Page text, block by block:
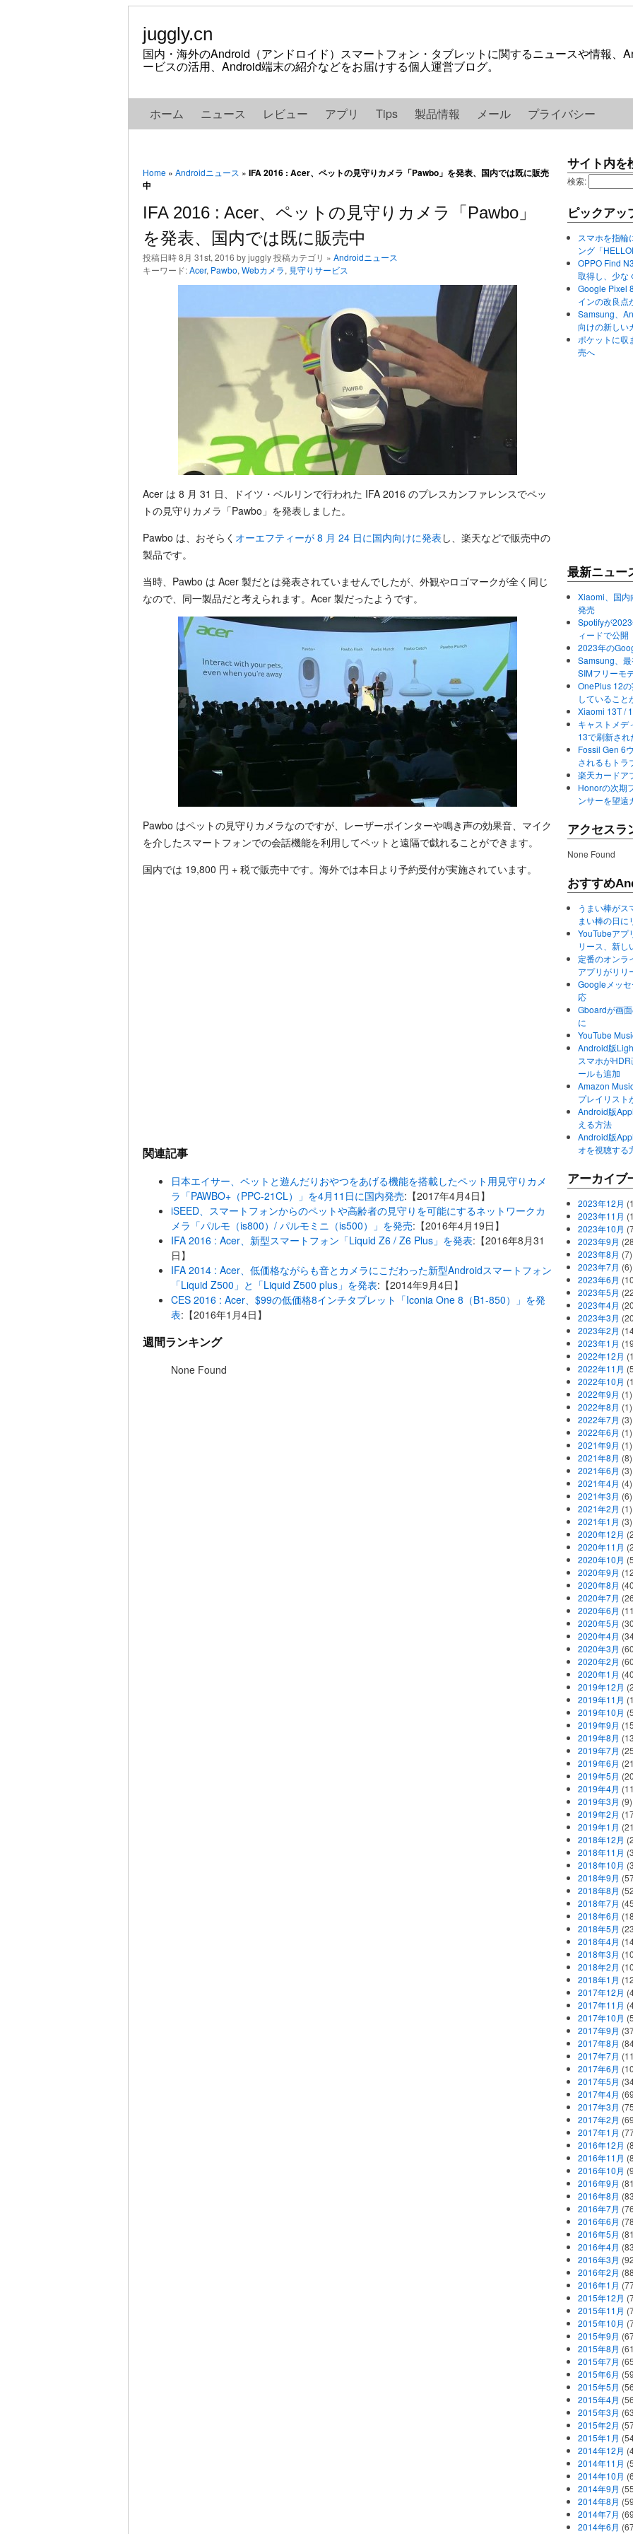
juggly.cn
国内・海外のAndroid（アンドロイド）スマートフォン・タブレットに関するニュースや情報、
ービスの活用、Android端末の紹介などをお届けする個人運営ブログ。
ホーム ニュース レビュー アプリ Tips 製品情報 メール プライバシー
Home » Androidニュース » IFA 2016 : Acer、ペットの見守りカメラ「Pawbo」を発表、国内では既に販売
中
IFA 2016 : Acer、ペットの見守りカメラ「Pawbo」
を発表、国内では既に販売中
投稿日時 8月 31st, 2016 by juggly 投稿カテゴリ » Androidニュース
キーワード:Acer, Pawbo, Webカメラ, 見守りサービス
Acer は 8 月 31 日、ドイツ・ベルリンで行われた IFA 2016 のプレスカンファレンスでペッ
トの見守りカメラ「Pawbo」を発表しました。
Pawbo は、おそらく オーエフティーが 8 月 24 日に国内向けに発表し、楽天などで販売中の
製品です。
当時、Pawbo は Acer 製だとは発表されていませんでしたが、外観やロゴマークが全く同じ
なので、同一製品だと考えられます。Acer 製だったようです。
Pawbo はペットの見守りカメラなのですが、レーザーポインターや鳴き声の効果音、マイク
を介したスマートフォンでの会話機能を利用してペットと遠隔で戯れることができます。
国内では 19,800 円 + 税で販売中です。海外では本日より予約受付が実施されています。
関連記事
日本エイサー、ペットと遊んだりおやつをあげる機能を搭載したペット用見守りカメ
ラ「PAWBO+（PPC-21CL）」を4月11日に国内発売:【2017年4月4日】
iSEED、スマートフォンからのペットや高齢者の見守りを可能にするネットワークカ
メラ「パルモ（is800）/ パルモミニ（is500）」を発売:【2016年4月19日】
IFA 2016 : Acer、新型スマートフォン「Liquid Z6 / Z6 Plus」を発表:【2016年8月31
日】
IFA 2014 : Acer、低価格ながらも音とカメラにこだわった新型Androidスマートフォン
「Liquid Z500」と「Liquid Z500 plus」を発表:【2014年9月4日】
CES 2016 : Acer、$99の低価格8インチタブレット「Iconia One 8（B1-850）」を発
表:【2016年1月4日】
週間ランキング
None Found
サイト内を
検索:
ピックアッ
スマホを指輪
ング「
OPPO Find
取得し、少な
Google Pixel
インの改良点
Samsung、
向けの新しい
ポケットに収
売へ
最新ニュー
Xiaomi、国内
発売
Spotifyが
ィードで公開
2023年の
Samsung、
SIMフリーモ
OnePlus 12
していること
Xiaomi 13T /
キャストメデ
13で刷新さ
Fossil Gen 6
されるもトラ
楽天カードア
Honorの次期
ンサーを望遠
アクセスラ
None Found
おすすめ
うまい棒がス
まい棒の日に
YouTubeアプ
リース、新し
定番のオンラ
アプリがリリ
Googleメッ
応
Gboardが画
に
YouTube
Android版
スマホが
ールも追加
Amazon
プレイリスト
Android版
える方法
Android版
オを視聴する
アーカイブ
2023年12月
2023年11月
2023年10月
2023年9月
2023年8月 (7)
2023年7月 (6)
2023年6月
2023年5月
2023年4月
2023年3月
2023年2月
2023年1月
2022年12月
2022年11月
2022年10月
2022年9月 (1)
2022年8月 (1)
2022年7月 (3)
2022年6月 (1)
2021年9月 (1)
2021年8月 (8)
2021年6月 (3)
2021年4月 (4)
2021年3月 (6)
2021年2月 (1)
2021年1月 (3)
2020年12月
2020年11月
2020年10月
2020年9月
2020年8月
2020年7月
2020年6月
2020年5月
2020年4月
2020年3月
2020年2月
2020年1月
2019年12月
2019年11月
2019年10月
2019年9月
2019年8月
2019年7月
2019年6月
2019年5月
2019年4月
2019年3月 (9)
2019年2月
2019年1月
2018年12月
2018年11月
2018年10月
2018年9月
2018年8月
2018年7月
2018年6月
2018年5月
2018年4月
2018年3月
2018年2月
2018年1月
2017年12月
2017年11月
2017年10月
2017年9月
2017年8月
2017年7月
2017年6月
2017年5月
2017年4月
2017年3月
2017年2月
2017年1月
2016年12月
2016年11月
2016年10月
2016年9月
2016年8月
2016年7月
2016年6月
2016年5月
2016年4月
2016年3月
2016年2月
2016年1月
2015年12月
2015年11月
2015年10月
2015年9月
2015年8月
2015年7月
2015年6月
2015年5月
2015年4月
2015年3月
2015年2月
2015年1月
2014年12月
2014年11月
2014年10月
2014年9月
2014年8月
2014年7月
2014年6月